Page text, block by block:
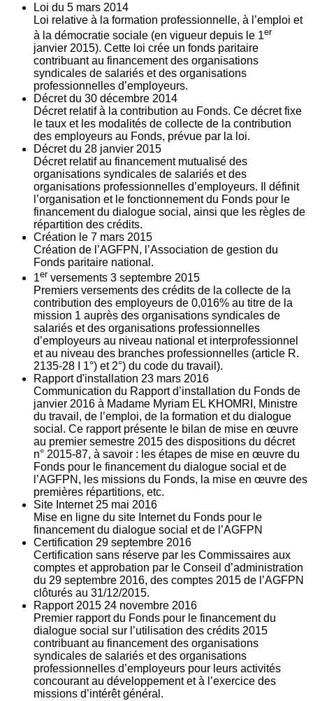
Loi du 5 mars 2014
Loi relative à la formation professionnelle, à l’emploi et
à la démocratie sociale (en vigueur depuis le 1er
janvier 2015). Cette loi crée un fonds paritaire
contribuant au financement des organisations
syndicales de salariés et des organisations
professionnelles d’employeurs.
Décret du 30 décembre 2014
Décret relatif à la contribution au Fonds. Ce décret fixe
le taux et les modalités de collecte de la contribution
des employeurs au Fonds, prévue par la loi.
Décret du 28 janvier 2015
Décret relatif au financement mutualisé des
organisations syndicales de salariés et des
organisations professionnelles d’employeurs. Il définit
l’organisation et le fonctionnement du Fonds pour le
financement du dialogue social, ainsi que les règles de
répartition des crédits.
Création le 7 mars 2015
Création de l’AGFPN, l’Association de gestion du
Fonds paritaire national.
1er versements 3 septembre 2015
Premiers versements des crédits de la collecte de la
contribution des employeurs de 0,016% au titre de la
mission 1 auprès des organisations syndicales de
salariés et des organisations professionnelles
d’employeurs au niveau national et interprofessionnel
et au niveau des branches professionnelles (article R.
2135‐28 I 1°) et 2°) du code du travail).
Rapport d'installation 23 mars 2016
Communication du Rapport d’installation du Fonds de
janvier 2016 à Madame Myriam EL KHOMRI, Ministre
du travail, de l’emploi, de la formation et du dialogue
social. Ce rapport présente le bilan de mise en œuvre
au premier semestre 2015 des dispositions du décret
n° 2015-87, à savoir : les étapes de mise en œuvre du
Fonds pour le financement du dialogue social et de
l’AGFPN, les missions du Fonds, la mise en œuvre des
premières répartitions, etc.
Site Internet 25 mai 2016
Mise en ligne du site Internet du Fonds pour le
financement du dialogue social et de l’AGFPN
Certification 29 septembre 2016
Certification sans réserve par les Commissaires aux
comptes et approbation par le Conseil d’administration
du 29 septembre 2016, des comptes 2015 de l’AGFPN
clôturés au 31/12/2015.
Rapport 2015 24 novembre 2016
Premier rapport du Fonds pour le financement du
dialogue social sur l’utilisation des crédits 2015
contribuant au financement des organisations
syndicales de salariés et des organisations
professionnelles d’employeurs pour leurs activités
concourant au développement et à l’exercice des
missions d’intérêt général.